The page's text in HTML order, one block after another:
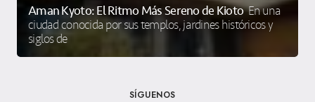
Aman Kyoto: El Ritmo Más Sereno de Kioto En una
ciudad conocida por sus templos, jardines históricos y
siglos de
SÍGUENOS